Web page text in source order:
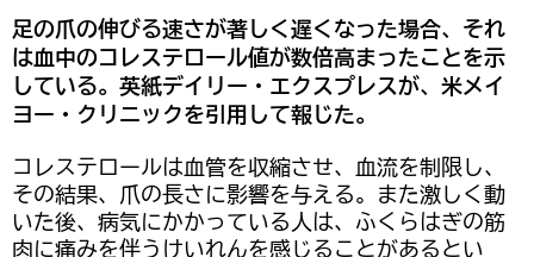
足の爪の伸びる速さが著しく遅くなった場合、それ
は血中のコレステロール値が数倍高まったことを示
している。英紙デイリー・エクスプレスが、米メイ
ヨー・クリニックを引用して報じた。
コレステロールは血管を収縮させ、血流を制限し、
その結果、爪の長さに影響を与える。また激しく動
いた後、病気にかかっている人は、ふくらはぎの筋
肉に痛みを伴うけいれんを感じることがあるとい